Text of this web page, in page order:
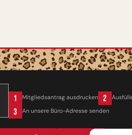
1 Mitgliedsantrag ausdrucken 2
3 An unsere Büro-Adresse senden